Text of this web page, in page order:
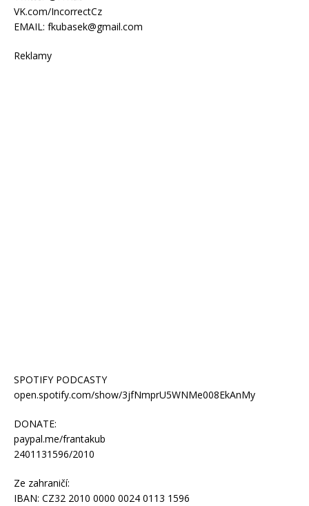
VK.com/IncorrectCz
EMAIL: fkubasek@gmail.com
Reklamy
SPOTIFY PODCASTY
open.spotify.com/show/3jfNmprU5WNMe008EkAnMy
DONATE:
paypal.me/frantakub
2401131596/2010
Ze zahraničí:
IBAN: CZ32 2010 0000 0024 0113 1596